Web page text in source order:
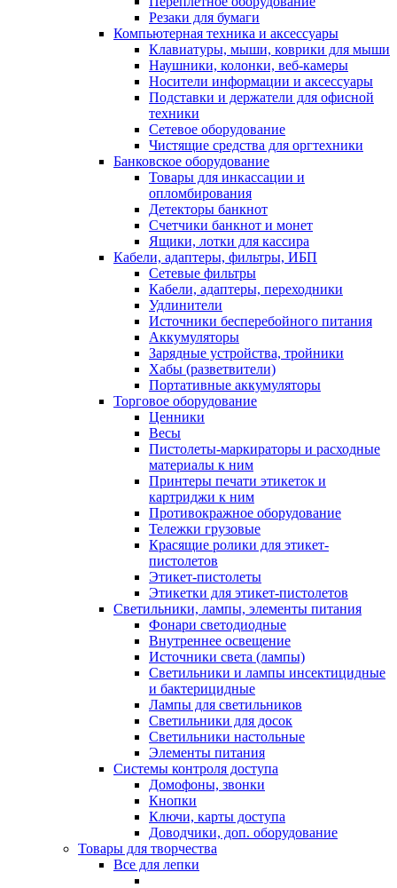
Резаки для бумаги
Компьютерная техника и аксессуары
Клавиатуры, мыши, коврики для мыши
Наушники, колонки, веб-камеры
Носители информации и аксессуары
Подставки и держатели для офисной
техники
Сетевое оборудование
Чистящие средства для оргтехники
Банковское оборудование
Товары для инкассации и
опломбирования
Детекторы банкнот
Счетчики банкнот и монет
Ящики, лотки для кассира
Кабели, адаптеры, фильтры, ИБП
Сетевые фильтры
Кабели, адаптеры, переходники
Удлинители
Источники бесперебойного питания
Аккумуляторы
Зарядные устройства, тройники
Хабы (разветвители)
Портативные аккумуляторы
Торговое оборудование
Ценники
Весы
Пистолеты-маркираторы и расходные
материалы к ним
Принтеры печати этикеток и
картриджи к ним
Противокражное оборудование
Тележки грузовые
Красящие ролики для этикет-
пистолетов
Этикет-пистолеты
Этикетки для этикет-пистолетов
Светильники, лампы, элементы питания
Фонари светодиодные
Внутреннее освещение
Источники света (лампы)
Светильники и лампы инсектицидные
и бактерицидные
Лампы для светильников
Светильники для досок
Светильники настольные
Элементы питания
Системы контроля доступа
Домофоны, звонки
Кнопки
Ключи, карты доступа
Доводчики, доп. оборудование
Товары для творчества
Все для лепки